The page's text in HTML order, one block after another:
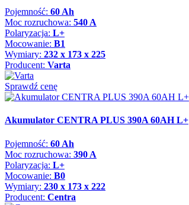
Pojemność: 60 Ah
Moc rozruchowa: 540 A
Polaryzacja: L+
Mocowanie: B1
Wymiary: 232 x 173 x 225
Producent: Varta
Sprawdź cenę
Akumulator CENTRA PLUS 390A 60AH L+
Pojemność: 60 Ah
Moc rozruchowa: 390 A
Polaryzacja: L+
Mocowanie: B0
Wymiary: 230 x 173 x 222
Producent: Centra